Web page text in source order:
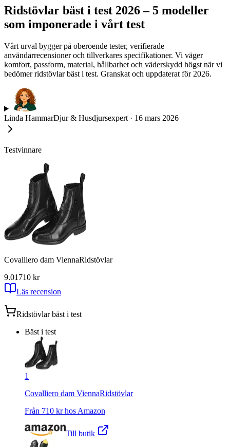
Ridstövlar bäst i test 2026 – 5 modeller
som imponerade i vårt test
Vårt urval bygger på oberoende tester, verifierade
användarrecensioner och tillverkares specifikationer. Vi väger
komfort, passform, material, hållbarhet och väderskydd högst när vi
bedömer ridstövlar bäst i test. Granskat och uppdaterat för 2026.
Linda HammarDjur & Husdjursexpert · 16 mars 2026
Testvinnare
Covalliero dam ViennaRidstövlar
9.01 710 kr
Läs recension
Ridstövlarbäst i test
Bäst i test
1
Covalliero dam ViennaRidstövlar
Från 710 kr hos Amazon
Till butik